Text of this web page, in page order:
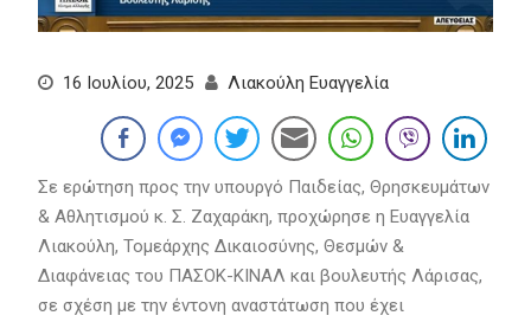
16 Ιουλίου, 2025 Λιακούλη Ευαγγελία
Σε ερώτηση προς την υπουργό Παιδείας, Θρησκευμάτων
& Αθλητισμού κ. Σ. Ζαχαράκη, προχώρησε η Ευαγγελία
Λιακούλη, Τομεάρχης Δικαιοσύνης, Θεσμών &
Διαφάνειας του ΠΑΣΟΚ-ΚΙΝΑΛ και βουλευτής Λάρισας,
σε σχέση με την έντονη αναστάτωση που έχει